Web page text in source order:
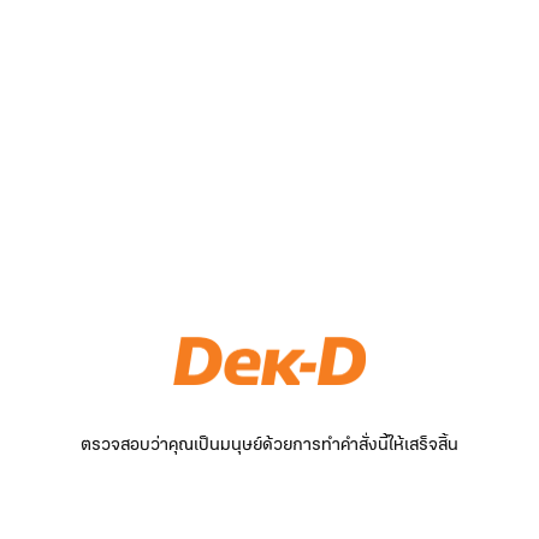
ตรวจสอบว่าคุณเป็นมนุษย์ด้วยการทำคำสั่งนี้ให้เสร็จสิ้น